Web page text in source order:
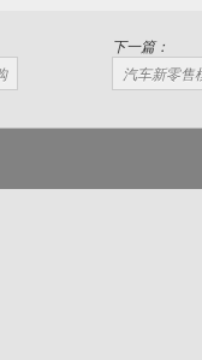
下一篇：
汽车新零售